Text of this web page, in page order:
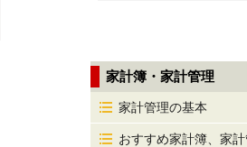
家計簿・家計管理
家計管理の基本
おすすめ家計簿、家